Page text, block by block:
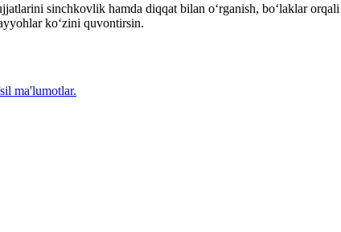
sinchkovlik hamda diqqat bilan o‘rganish, bo‘laklar
ko‘zini quvontirsin.